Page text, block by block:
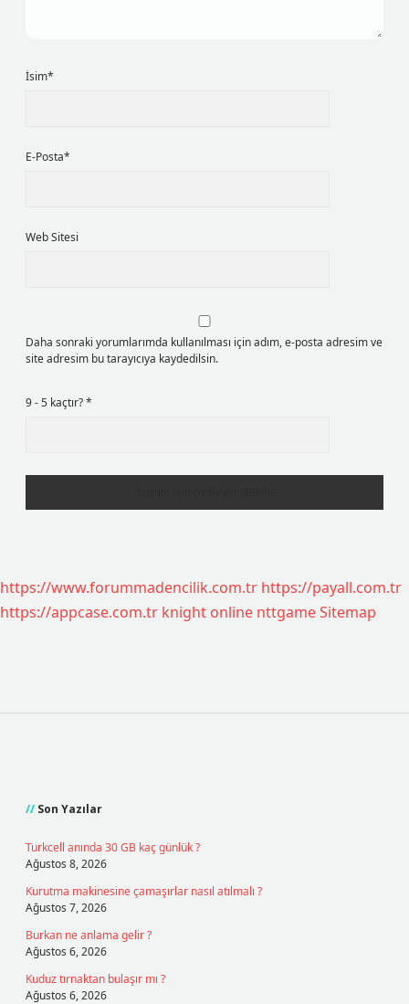
İsim*
E-Posta*
Web Sitesi
Daha sonraki yorumlarımda kullanılması için adım, e-posta adresim ve
site adresim bu tarayıcıya kaydedilsin.
9 - 5 kaçtır?*
https://www.forummadencilik.com.tr https://payall.com.tr
https://appcase.com.tr knight online nttgameSitemap
Son Yazılar
Turkcell anında 30 GB kaç günlük ?
Ağustos 8, 2026
Kurutma makinesine çamaşırlar nasıl atılmalı ?
Ağustos 7, 2026
Burkan ne anlama gelir ?
Ağustos 6, 2026
Kuduz tırnaktan bulaşır mı ?
Ağustos 6, 2026